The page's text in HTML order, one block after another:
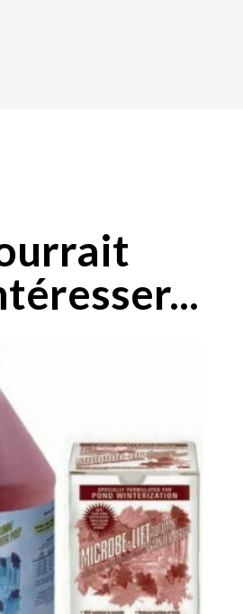
79,00 €
variations.
Les
options
peuvent
être
choisies
sur
la